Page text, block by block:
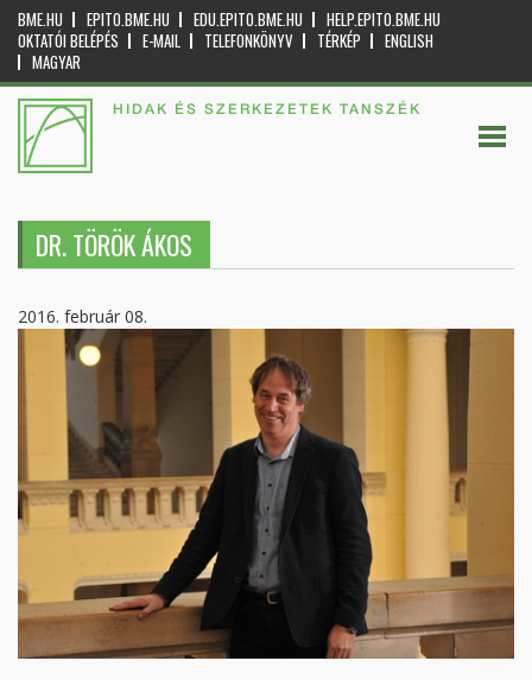
BME.HU EPITO.BME.HU EDU.EPITO.BME.HU
HELP.EPITO.BME.HU
OKTATÓI BELÉPÉS
E-MAIL TELEFONKÖNYV TÉRKÉP
ENGLISH
MAGYAR
HIDAK ÉS SZERKEZETEK TANSZÉK
DR. TÖRÖK ÁKOS
2016. február 08.